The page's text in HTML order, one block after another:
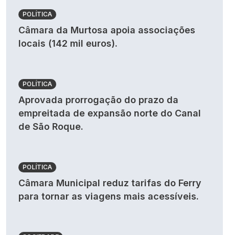
POLÍTICA
Câmara da Murtosa apoia associações
locais (142 mil euros).
POLÍTICA
Aprovada prorrogação do prazo da
empreitada de expansão norte do Canal
de São Roque.
POLÍTICA
Câmara Municipal reduz tarifas do Ferry
para tornar as viagens mais acessíveis.